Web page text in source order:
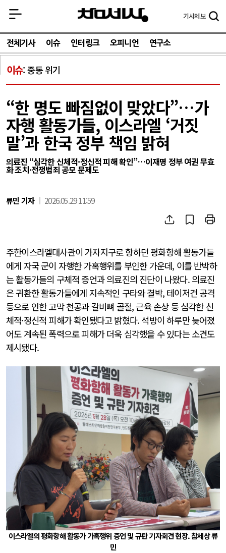
기사제보
전체기사 이슈 인터링크 오피니언 연구소
이슈 중동 위기
“한 명도 빠짐없이 맞았다”…가
자행 활동가들, 이스라엘 ‘거짓
말’과 한국 정부 책임 밝혀
의료진 “심각한 신체적·정신적 피해 확인”…이재명 정부 여권 무효
화 조치·전쟁범죄 공모 문제도
류민 기자 2026.05.29 11:59
주한이스라엘대사관이 가자지구로 향하던 평화항해 활동가들
에게 자국 군이 자행한 가혹행위를 부인한 가운데, 이를 반박하
는 활동가들의 구체적 증언과 의료진의 진단이 나왔다. 의료진
은 귀환한 활동가들에게 지속적인 구타와 결박, 테이저건 공격
등으로 인한 고막 천공과 갈비뼈 골절, 근육 손상 등 심각한 신
체적·정신적 피해가 확인됐다고 밝혔다. 석방이 하루만 늦어졌
어도 계속된 폭력으로 피해가 더욱 심각했을 수 있다는 소견도
제시됐다.
이스라엘의 평화항해 활동가 가혹행위 증언 및 규탄 기자회견 현장. 참세상 류
민